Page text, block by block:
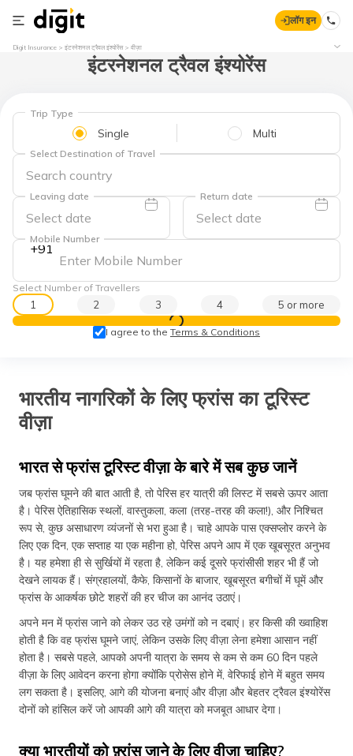
लॉग इन
Digit Insurance इंटरनेशनल ट्रैवल इंश्योरेंस वीज़ा
इंटरनेशनल ट्रैवल इंश्योरेंस
Trip Type
Single Multi
Select Destination of Travel
Leaving date Return date
+91
Mobile Number
Select Number of Travellers
1 2 3 4 5 or more
प्राइस देखें
I agree to the Terms & Conditions
भारतीय नागरिकों के लिए फ्रांस का टूरिस्ट
वीज़ा
भारत से फ्रांस टूरिस्ट वीज़ा के बारे में सब कुछ जानें
जब फ्रांस घूमने की बात आती है, तो पेरिस हर यात्री की लिस्ट में सबसे ऊपर आता
है। पेरिस ऐतिहासिक स्थलों, वास्तुकला, कला (तरह-तरह की कला!), और निश्चित
रूप से, कुछ असाधारण व्यंजनों से भरा हुआ है। चाहे आपके पास एक्सप्लोर करने के
लिए एक दिन, एक सप्ताह या एक महीना हो, पेरिस अपने आप में एक खूबसूरत अनुभव
है। यह हमेशा ही से सुर्खियों में रहता है, लेकिन कई दूसरे फ्रांसीसी शहर भी हैं जो
देखने लायक हैं। संग्रहालयों, कैफे, किसानों के बाजार, खूबसूरत बगीचों में घूमें और
फ्रांस के आकर्षक छोटे शहरों की हर चीज का आनंद उठाएं।
अपने मन में फ्रांस जाने को लेकर उठ रहे उमंगों को न दबाएं। हर किसी की ख्वाहिश
होती है कि वह फ्रांस घूमने जाएं, लेकिन उसके लिए वीज़ा लेना हमेशा आसान नहीं
होता है। सबसे पहले, आपको अपनी यात्रा के समय से कम से कम 60 दिन पहले
वीज़ा के लिए आवेदन करना होगा क्योंकि प्रोसेस होने में, वेरिफाई होने में बहुत समय
लग सकता है। इसलिए, आगे की योजना बनाएं और वीज़ा और बेहतर ट्रैवल इंश्योरेंस
दोनों को हांसिल करें जो आपकी आगे की यात्रा को मजबूत आधार देगा।
क्या भारतीयों को फ़्रांस जाने के लिए वीज़ा चाहिए?